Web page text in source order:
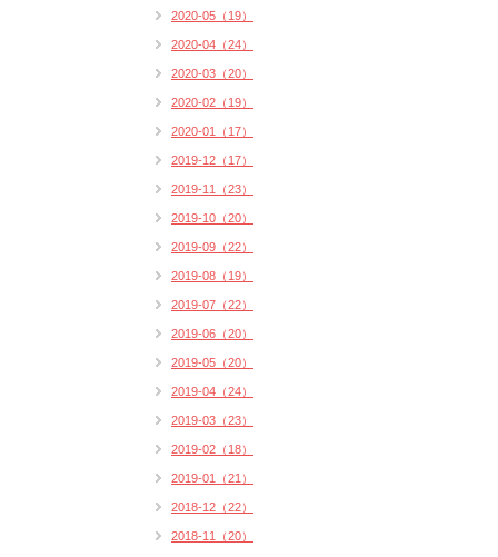
2020-05（19）
2020-04（24）
2020-03（20）
2020-02（19）
2020-01（17）
2019-12（17）
2019-11（23）
2019-10（20）
2019-09（22）
2019-08（19）
2019-07（22）
2019-06（20）
2019-05（20）
2019-04（24）
2019-03（23）
2019-02（18）
2019-01（21）
2018-12（22）
2018-11（20）